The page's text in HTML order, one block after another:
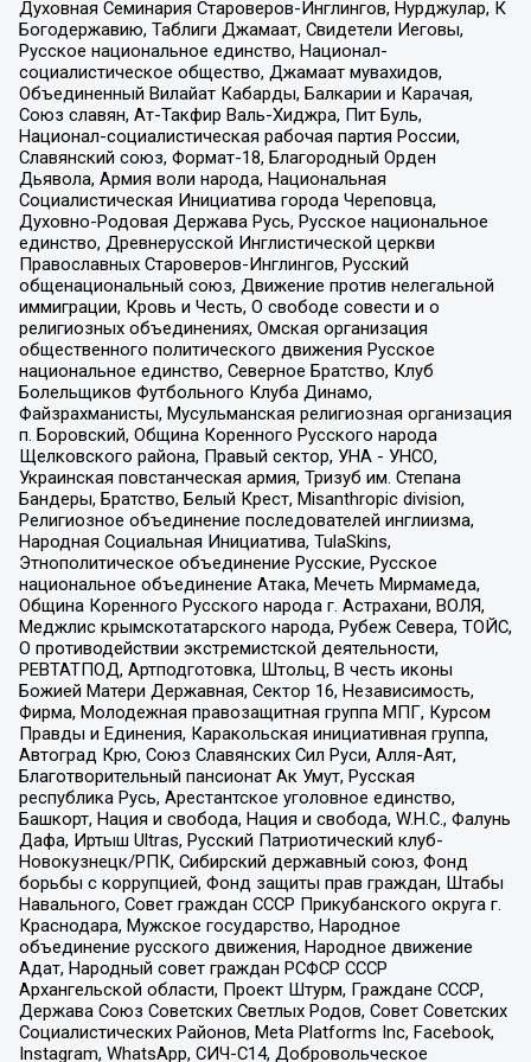
Духовная Семинария Староверов-Инглингов, Нурджулар, К
Богодержавию, Таблиги Джамаат, Свидетели Иеговы,
Русское национальное единство, Национал-
социалистическое общество, Джамаат мувахидов,
Объединенный Вилайат Кабарды, Балкарии и Карачая,
Союз славян, Ат-Такфир Валь-Хиджра, Пит Буль,
Национал-социалистическая рабочая партия России,
Славянский союз, Формат-18, Благородный Орден
Дьявола, Армия воли народа, Национальная
Социалистическая Инициатива города Череповца,
Духовно-Родовая Держава Русь, Русское национальное
единство, Древнерусской Инглистической церкви
Православных Староверов-Инглингов, Русский
общенациональный союз, Движение против нелегальной
иммиграции, Кровь и Честь, О свободе совести и о
религиозных объединениях, Омская организация
общественного политического движения Русское
национальное единство, Северное Братство, Клуб
Болельщиков Футбольного Клуба Динамо,
Файзрахманисты, Мусульманская религиозная организация
п. Боровский, Община Коренного Русского народа
Щелковского района, Правый сектор, УНА - УНСО,
Украинская повстанческая армия, Тризуб им. Степана
Бандеры, Братство, Белый Крест, Misanthropic division,
Религиозное объединение последователей инглиизма,
Народная Социальная Инициатива, TulaSkins,
Этнополитическое объединение Русские, Русское
национальное объединение Атака, Мечеть Мирмамеда,
Община Коренного Русского народа г. Астрахани, ВОЛЯ,
Меджлис крымскотатарского народа, Рубеж Севера, ТОЙС,
О противодействии экстремистской деятельности,
РЕВТАТПОД, Артподготовка, Штольц, В честь иконы
Божией Матери Державная, Сектор 16, Независимость,
Фирма, Молодежная правозащитная группа МПГ, Курсом
Правды и Единения, Каракольская инициативная группа,
Автоград Крю, Союз Славянских Сил Руси, Алля-Аят,
Благотворительный пансионат Ак Умут, Русская
республика Русь, Арестантское уголовное единство,
Башкорт, Нация и свобода, Нация и свобода, W.H.С., Фалунь
Дафа, Иртыш Ultras, Русский Патриотический клуб-
Новокузнецк/РПК, Сибирский державный союз, Фонд
борьбы с коррупцией, Фонд защиты прав граждан, Штабы
Навального, Совет граждан СССР Прикубанского округа г.
Краснодара, Мужское государство, Народное
объединение русского движения, Народное движение
Адат, Народный совет граждан РСФСР СССР
Архангельской области, Проект Штурм, Граждане СССР,
Держава Союз Советских Светлых Родов, Совет Советских
Социалистических Районов, Meta Platforms Inc, Facebook,
Instagram, WhatsApp, СИЧ-С14, Добровольческое